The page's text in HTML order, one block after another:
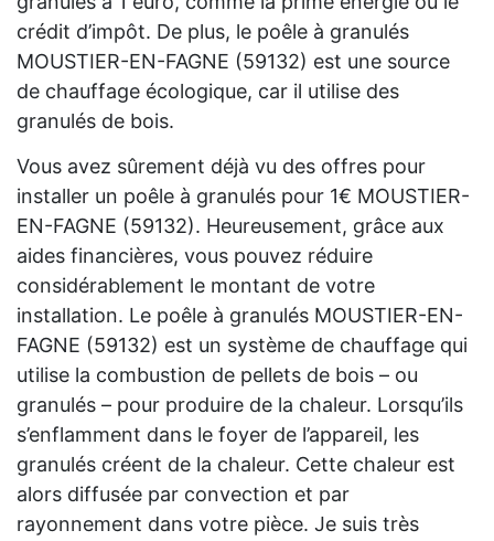
crédit d’impôt. De plus, le poêle à granulés
MOUSTIER-EN-FAGNE (59132) est une source
de chauffage écologique, car il utilise des
granulés de bois.
Vous avez sûrement déjà vu des offres pour
installer un poêle à granulés pour 1€ MOUSTIER-
EN-FAGNE (59132). Heureusement, grâce aux
aides financières, vous pouvez réduire
considérablement le montant de votre
installation. Le poêle à granulés MOUSTIER-EN-
FAGNE (59132) est un système de chauffage qui
utilise la combustion de pellets de bois – ou
granulés – pour produire de la chaleur. Lorsqu’ils
s’enflamment dans le foyer de l’appareil, les
granulés créent de la chaleur. Cette chaleur est
alors diffusée par convection et par
rayonnement dans votre pièce. Je suis très